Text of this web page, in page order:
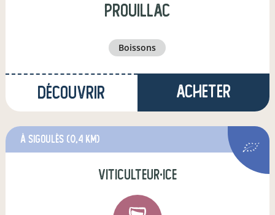
prouillac
boissons
Découvrir Acheter
à Sigoulès (0,4 km)
viticulteur·ice